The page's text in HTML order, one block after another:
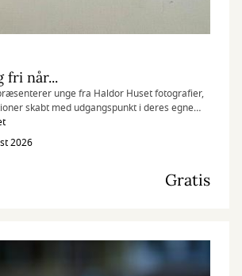
fri når...
unge fra Haldor Huset fotografier,
skabt med udgangspunkt i deres egne
og perspektiver.
2026
Gratis